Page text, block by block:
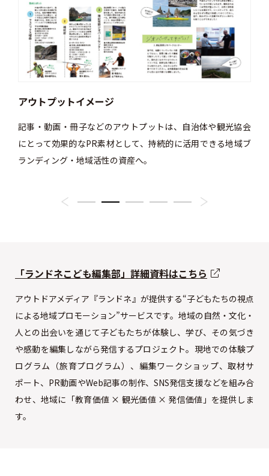
アウトプットイメージ
記事・動画・冊子などのアウトプットは、自治体や観光協会
にとって効果的なPR素材として、持続的に活用できる地域ブ
ランディング・地域活性の資産へ。
南
「
「ランドネこども編集部」詳細資料はこちら
アウトドアメディア『ランドネ』が提供する“子どもたちの視点
による地域プロモーション”サービスです。地域の自然・文化・
人との出会いを通じて子どもたちが体験し、学び、その気づき
や感動を編集しながら発信するプロジェクト。現地での体験プ
ログラム（旅育プログラム）、編集ワークショップ、取材サ
ポート、PR動画やWeb記事の制作、SNS発信支援などを組み合
わせ、地域に「教育価値 × 観光価値 × 発信価値」を提供しま
す。